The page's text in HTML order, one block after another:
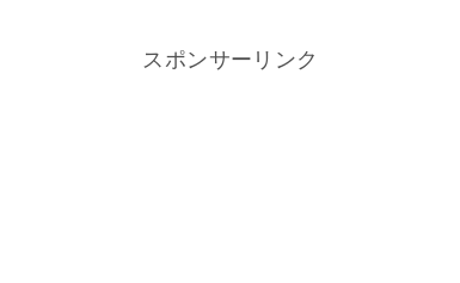
スポンサーリンク